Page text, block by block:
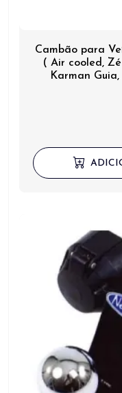
Cambão para
( Air cooled,
Karman